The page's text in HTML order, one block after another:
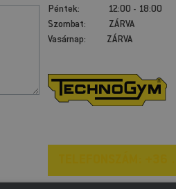
Péntek: 12:00 - 18:00
Szombat: ZÁRVA
Vasárnap: ZÁRVA